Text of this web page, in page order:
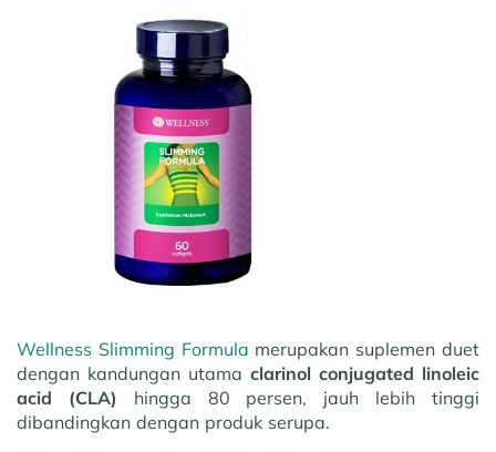
Wellness Slimming Formula merupakan suplemen duet
dengan kandungan utama clarinol conjugated linoleic
acid (CLA) hingga 80 persen, jauh lebih tinggi
dibandingkan dengan produk serupa.